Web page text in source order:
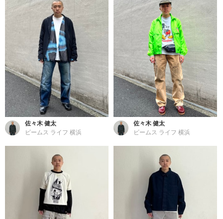
佐々木 健太
ビームス ライフ 横浜
佐々木 健太
ビームス ライフ 横浜